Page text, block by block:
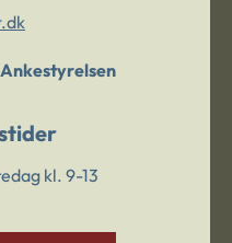
kl. 9-13